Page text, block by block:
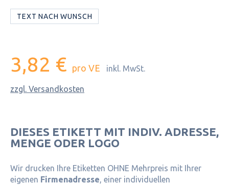
TEXT NACH WUNSCH
3,82 € pro VE inkl. MwSt.
zzgl. Versandkosten
DIESES ETIKETT MIT INDIV. ADRESSE,
MENGE ODER LOGO
Wir drucken Ihre Etiketten OHNE Mehrpreis mit Ihrer
eigenen Firmenadresse, einer individuellen